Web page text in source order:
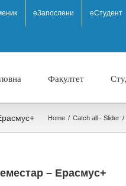
eЗапослени еСтудент
Факултет
Home / Catch all - Slider /
– Ерасмус+